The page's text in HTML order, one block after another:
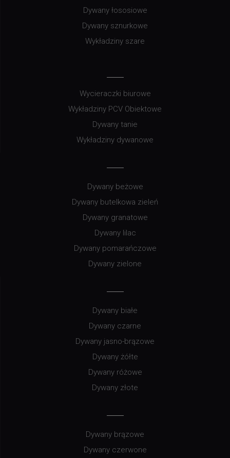
Dywany łososiowe
Dywany sznurkowe
Wykładziny szare
Wycieraczki biurowe
Wykładziny PCV Obiektowe
Dywany tanie
Wykładziny dywanowe
Dywany beżowe
Dywany butelkowa zieleń
Dywany granatowe
Dywany lilac
Dywany pomarańczowe
Dywany zielone
Dywany białe
Dywany czarne
Dywany jasno-brązowe
Dywany żółte
Dywany różowe
Dywany złote
Dywany brązowe
Dywany czerwone